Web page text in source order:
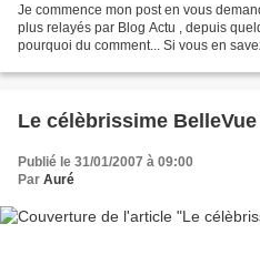
Je commence mon post en vous
plus relayés par Blog Actu , depuis
pourquoi du comment... Si vous en
Le célèbrissime
Publié le 31/01/2007 à 09:00
Par Auré